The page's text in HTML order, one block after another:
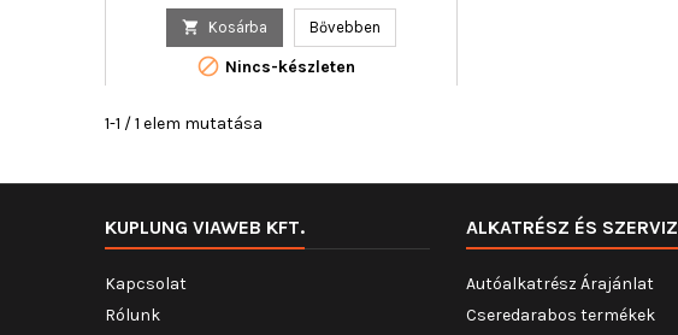
 Kosárba Bővebben
 Nincs-készleten
1-1 / 1 elem mutatása
KUPLUNG VIAWEB KFT.
Kapcsolat
Rólunk
ALKATRÉSZ ÉS SZERVIZ
Autóalkatrész Árajánlat
Cseredarabos termékek